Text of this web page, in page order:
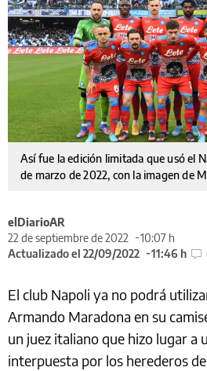
Así fue la edición limitada que usó el
de marzo de 2022, con la imagen de
elDiarioAR
22 de septiembre de 2022
10:07 h
Actualizado el 22/09/2022
11:46 h
El club Napoli ya no podrá
Armando Maradona en su
un juez italiano que hizo lugar a
interpuesta por los herederos